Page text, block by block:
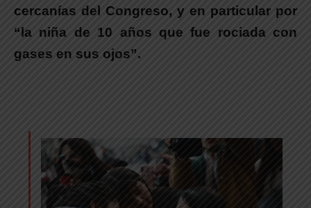
cercanías del Congreso, y en particular por
“la niña de 10 años que fue rociada con
gases en sus ojos”.